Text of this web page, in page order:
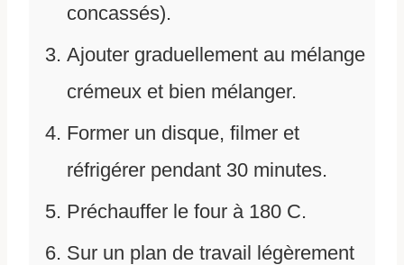
concassés).
Ajouter graduellement au mélange
crémeux et bien mélanger.
Former un disque, filmer et
réfrigérer pendant 30 minutes.
Préchauffer le four à 180 C.
Sur un plan de travail légèrement